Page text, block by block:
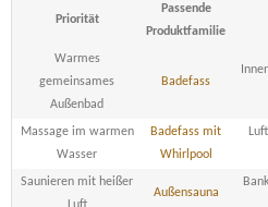
Priorität
Passende
Produktfamilie
Warmes
gemeinsames
Außenbad
Badefass
Massage im warmen
Wasser
Badefass mit
Whirlpool
Saunieren mit heißer
Außensauna